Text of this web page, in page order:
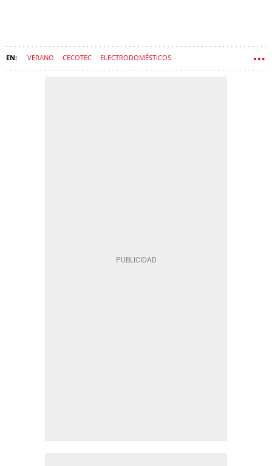
VERANO CECOTEC ELECTRODOMÉSTICOS